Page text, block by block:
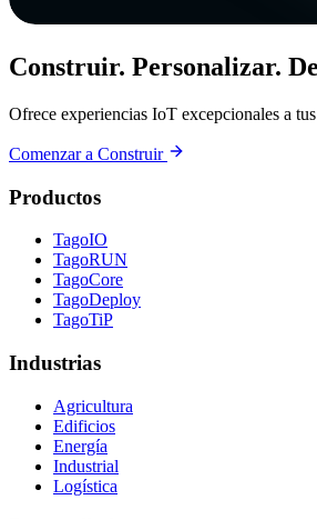
Construir. Personalizar.
Ofrece experiencias IoT excepcionales a
Comenzar a Construir
Productos
TagoIO
TagoRUN
TagoCore
TagoDeploy
TagoTiP
Industrias
Agricultura
Edificios
Energía
Industrial
Logística